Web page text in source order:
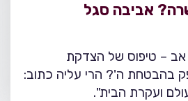
אביבה סגל
אב – טיפוס של הצדקת
בהבטחת ה'? הרי עליה כתוב:
ועקרת הבית".